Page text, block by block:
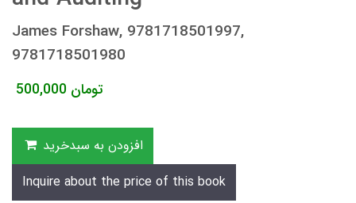
James Forshaw, 9781718501997,
9781718501980
500,000 تومان
افزودن به سبدخرید
Inquire about the price of this book